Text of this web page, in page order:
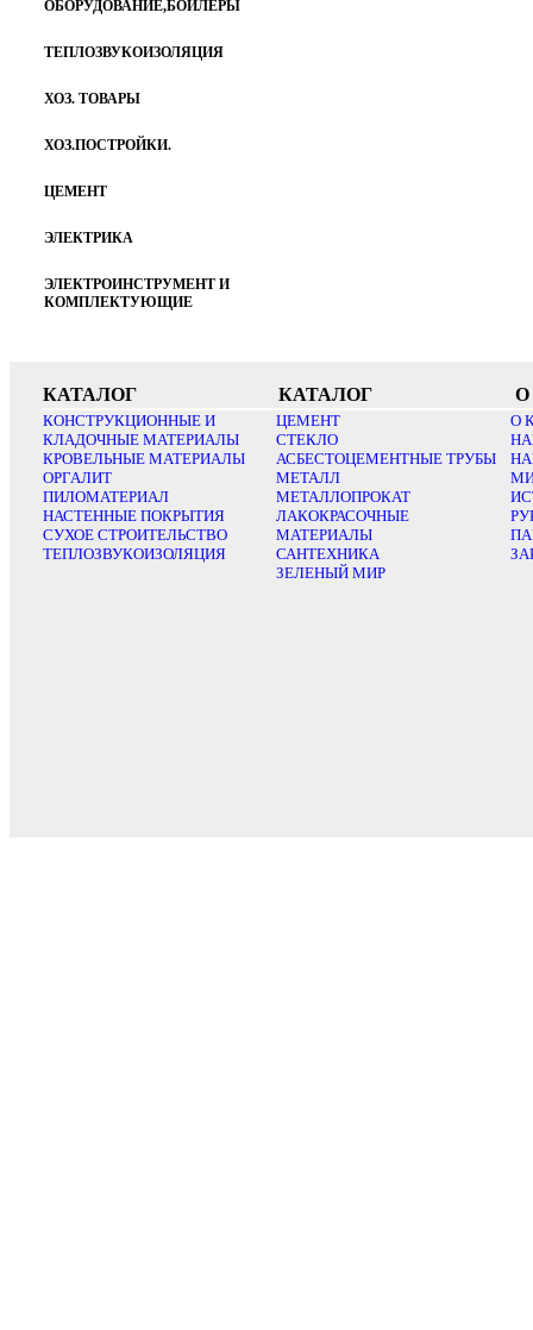
ОБОРУДОВАНИЕ,БОЙЛЕРЫ
ТЕПЛОЗВУКОИЗОЛЯЦИЯ
ХОЗ. ТОВАРЫ
ХОЗ.ПОСТРОЙКИ.
ЦЕМЕНТ
ЭЛЕКТРИКА
ЭЛЕКТРОИНСТРУМЕНТ И
КОМПЛЕКТУЮЩИЕ
КАТАЛОГ КАТАЛОГ О
КОНСТРУКЦИОННЫЕ И
КЛАДОЧНЫЕ МАТЕРИАЛЫ
КРОВЕЛЬНЫЕ МАТЕРИАЛЫ
ОРГАЛИТ
ПИЛОМАТЕРИАЛ
НАСТЕННЫЕ ПОКРЫТИЯ
СУХОЕ СТРОИТЕЛЬСТВО
ТЕПЛОЗВУКОИЗОЛЯЦИЯ
ЦЕМЕНТ
СТЕКЛО
АСБЕСТОЦЕМЕНТНЫЕ ТРУБЫ
МЕТАЛЛ
МЕТАЛЛОПРОКАТ
ЛАКОКРАСОЧНЫЕ
МАТЕРИАЛЫ
САНТЕХНИКА
ЗЕЛЕНЫЙ МИР
О